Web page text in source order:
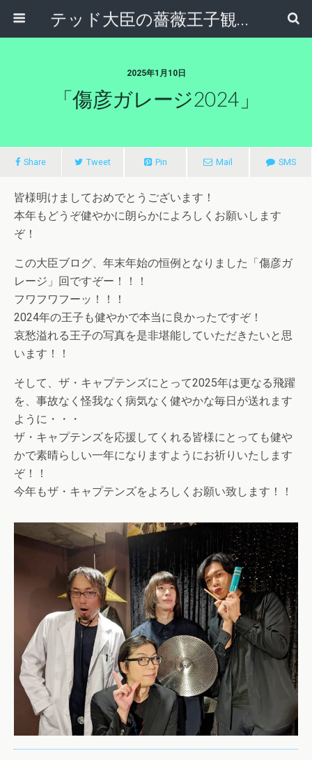
テッド大臣の薔薇王子観察日記
2025年1月10日
「傷彦ガレージ2024」
Share Tweet Pin Mail SMS
皆様明けましておめでとうございます！
本年もどうぞ健やかに朗らかによろしくお願いします
ぞ！
この大臣ブログ、年末年始の恒例となりました「傷彦ガ
レージ」回ですぞー！！！
フワフワフーッ！！！
2024年の王子も健やかで本当に良かったですぞ！
哀愁溢れる王子の写真を是非堪能していただきたいと思
います！！
そして、ザ・キャプテンズにとって2025年は更なる飛躍
を、事故なく怪我なく病気なく健やかな毎日が送れます
ように・・・
ザ・キャプテンズを応援してくれる皆様にとっても健や
かで素晴らしい一年になりますようにお祈りいたします
ぞ！！
今年もザ・キャプテンズをよろしくお願い致します！！